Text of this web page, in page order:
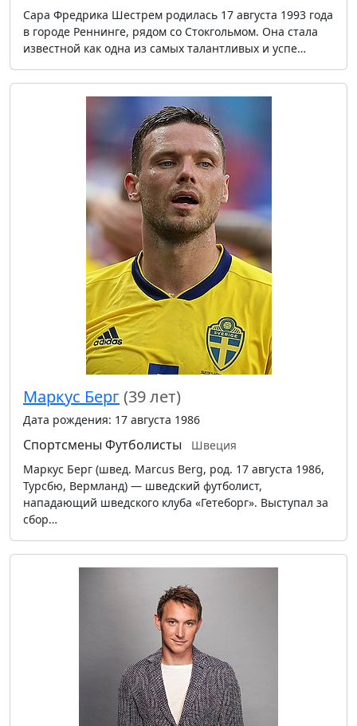
Сара Фредрика Шестрем родилась 17 августа 1993 года
в городе Реннинге, рядом со Стокгольмом. Она стала
известной как одна из самых талантливых и успе…
Маркус Берг(39 лет)
Дата рождения: 17 августа 1986
Спортсмены Футболисты
Швеция
Маркус Берг (швед. Marcus Berg, род. 17 августа 1986,
Турсбю, Вермланд) — шведский футболист,
нападающий шведского клуба «Гетеборг». Выступал за
сбор…